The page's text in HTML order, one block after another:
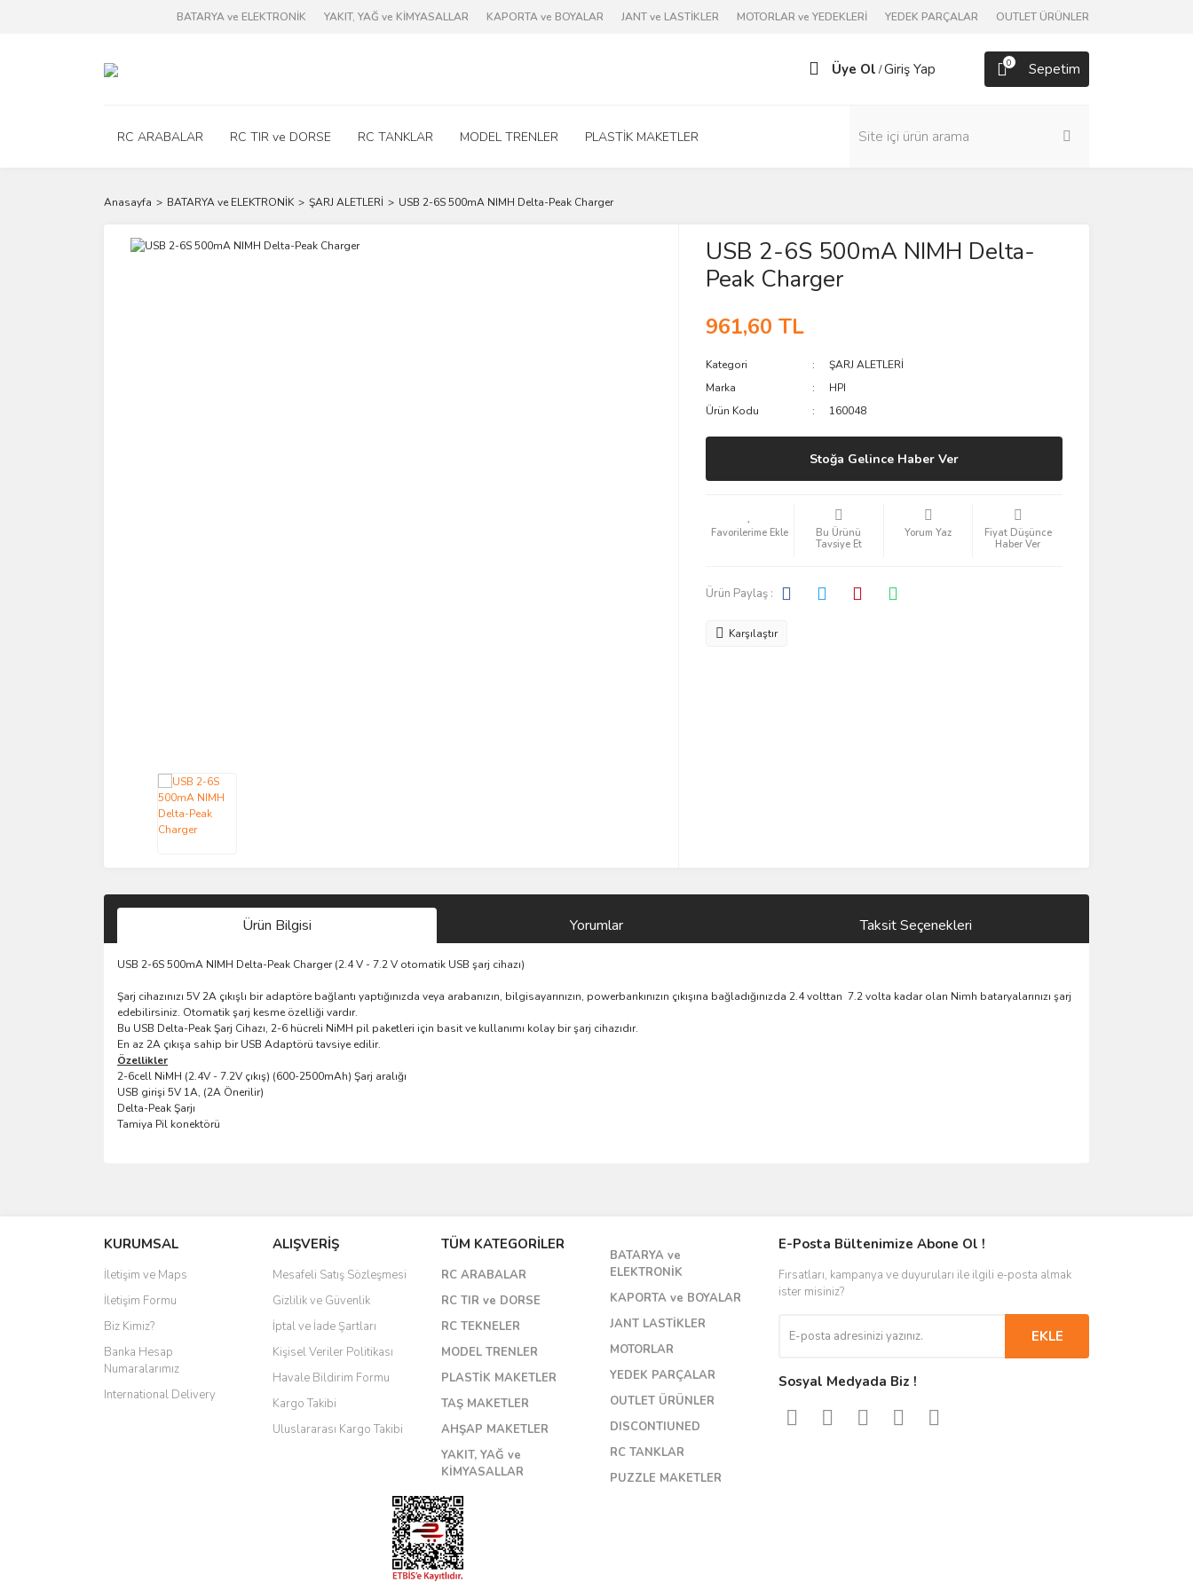
BATARYA ve ELEKTRONİK YAKIT, YAĞ ve KİMYASALLAR KAPORTA ve BOYALAR JANT ve LASTİKLER MOTORLAR ve YEDEKLERİ YEDEK PARÇALAR OUTLET ÜRÜNLER
Üye Ol /Giriş Yap 0 Sepetim
RC ARABALAR RC TIR ve DORSE RC TANKLAR MODEL TRENLER PLASTİK MAKETLER
Anasayfa BATARYA ve ELEKTRONİK ŞARJ ALETLERİ USB 2-6S 500mA NIMH Delta-Peak Charger
USB 2-6S 500mA NIMH Delta-
Peak Charger
961,60 TL
Kategori
ŞARJ ALETLERİ
Marka
HPI
Ürün Kodu
160048
Stoğa Gelince Haber Ver
Bu Ürünü
Tavsiye Et
Yorum Yaz
Fiyat Düşünce
Haber Ver
Ürün Paylaş :
Karşılaştır
Ürün Bilgisi Yorumlar Taksit Seçenekleri
USB 2-6S 500mA NIMH Delta-Peak Charger (2.4 V - 7.2 V otomatik USB şarj cihazı)
Şarj cihazınızı 5V 2A çıkışlı bir adaptöre bağlantı yaptığınızda veya arabanızın, bilgisayarınızın, powerbankınızın çıkışına bağladığınızda 2.4 volttan 7.2 volta kadar olan Nimh bataryalarınızı şarj
edebilirsiniz. Otomatik şarj kesme özelliği vardır.
Bu USB Delta-Peak Şarj Cihazı, 2-6 hücreli NiMH pil paketleri için basit ve kullanımı kolay bir şarj cihazıdır.
En az 2A çıkışa sahip bir USB Adaptörü tavsiye edilir.
Özellikler
2-6cell NiMH (2.4V - 7.2V çıkış) (600-2500mAh) Şarj aralığı
USB girişi 5V 1A, (2A Önerilir)
Delta-Peak Şarjı
Tamiya Pil konektörü
Yorum Yaz
KURUMSAL
İletişim ve Maps
İletişim Formu
Biz Kimiz?
Banka Hesap
Numaralarımız
International Delivery
ALIŞVERİŞ
Mesafeli Satış Sözleşmesi
Gizlilik ve Güvenlik
İptal ve İade Şartları
Kişisel Veriler Politikası
Havale Bildirim Formu
Kargo Takibi
Uluslararası Kargo Takibi
TÜM KATEGORİLER
RC ARABALAR
RC TIR ve DORSE
RC TEKNELER
MODEL TRENLER
PLASTİK MAKETLER
TAŞ MAKETLER
AHŞAP MAKETLER
YAKIT, YAĞ ve
KİMYASALLAR
BATARYA ve
ELEKTRONİK
KAPORTA ve BOYALAR
JANT LASTİKLER
MOTORLAR
YEDEK PARÇALAR
OUTLET ÜRÜNLER
DISCONTIUNED
RC TANKLAR
PUZZLE MAKETLER
E-Posta Bültenimize Abone Ol !
Fırsatları, kampanya ve duyuruları ile ilgili e-posta almak
ister misiniz?
EKLE
Sosyal Medyada Biz !